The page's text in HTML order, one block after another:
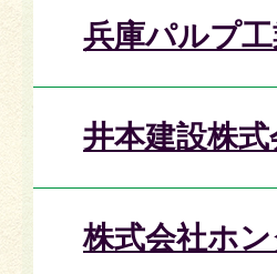
兵庫パルプ
井本建設株
株式会社ホ